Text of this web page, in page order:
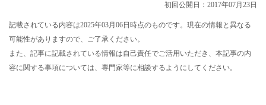
初回公開日：2017年07月23日
記載されている内容は2025年03月06日時点のものです。現在の情報と異なる
可能性がありますので、ご了承ください。
また、記事に記載されている情報は自己責任でご活用いただき、本記事の内
容に関する事項については、専門家等に相談するようにしてください。